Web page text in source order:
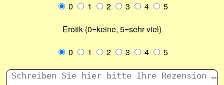
0
1 2 3 4
5
Erotik (0=keine, 5=sehr viel)
0
1 2 3 4 5